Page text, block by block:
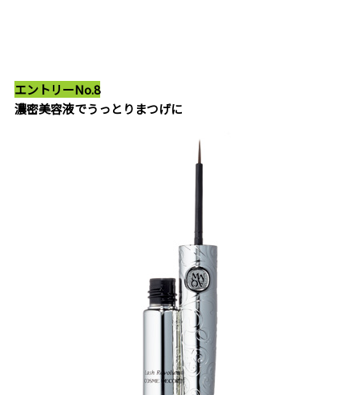
エントリーNo.8
濃密美容液でうっとりまつげに